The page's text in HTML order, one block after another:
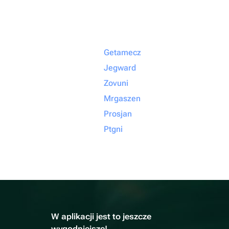
Getamecz
Jegward
Zovuni
Mrgaszen
Prosjan
Ptgni
W aplikacji jest to jeszcze